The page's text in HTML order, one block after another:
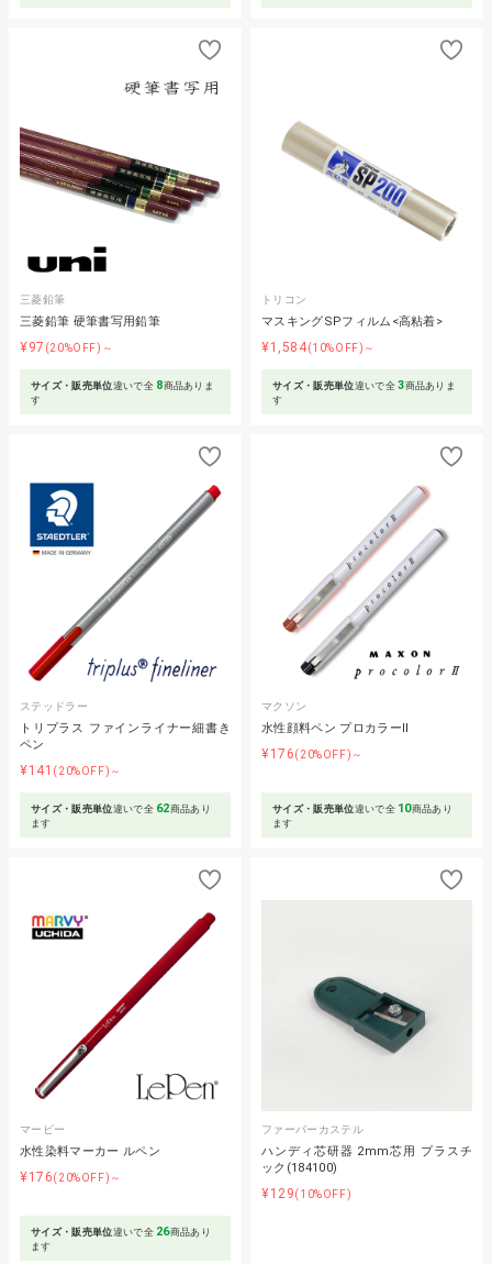
三菱鉛筆
三菱鉛筆 硬筆書写用鉛筆
¥97 (20%OFF)～
サイズ・販売単位違いで全 8商品ありま
す
トリコン
マスキングSPフィルム<高粘着>
¥1,584(10%OFF)～
サイズ・販売単位違いで全3商品ありま
す
ステッドラー
トリプラス ファインライナー細書き
ペン
¥141 (20%OFF)～
サイズ・販売単位違いで全 62商品あり
ます
マクソン
水性顔料ペン プロカラーⅡ
¥176(20%OFF)～
サイズ・販売単位違いで全 10商品あり
ます
マービー
水性染料マーカー ルペン
¥176(20%OFF)～
サイズ・販売単位違いで全 26商品あり
ます
ファーバーカステル
ハンディ芯研器 2mm芯用 プラスチ
ック(184100)
¥129(10%OFF)